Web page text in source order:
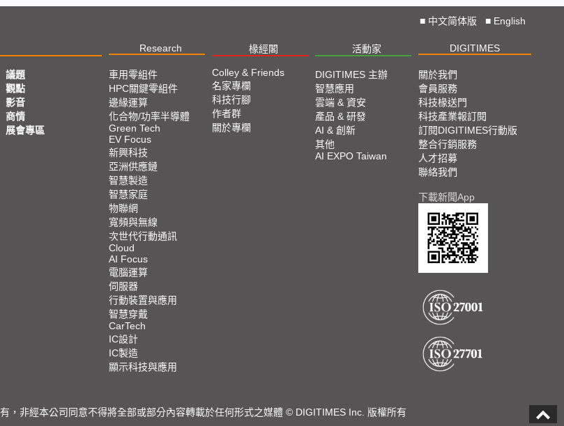
■ 中文简体版 ■ English
Research 椽經閣 活動家 DIGITIMES
議題
觀點
影音
商情
展會專區
車用零組件
HPC關鍵零組件
邊緣運算
化合物/功率半導體
Green Tech
EV Focus
新興科技
亞洲供應鏈
智慧製造
智慧家庭
物聯網
寬頻與無線
次世代行動通訊
Cloud
AI Focus
電腦運算
伺服器
行動裝置與應用
智慧穿戴
CarTech
IC設計
IC製造
顯示科技與應用
Colley & Friends
名家專欄
科技行腳
作者群
關於專欄
DIGITIMES 主辦
智慧應用
雲端 & 資安
產品 & 研發
AI & 創新
其他
AI EXPO Taiwan
關於我們
會員服務
科技椽送門
科技產業報訂閱
訂閱DIGITIMES行動版
整合行銷服務
人才招募
聯絡我們
下載新聞App
，非經本公司同意不得將全部或部分內容轉載於任何形式之媒體 © DIGITIMES Inc. 版權所有